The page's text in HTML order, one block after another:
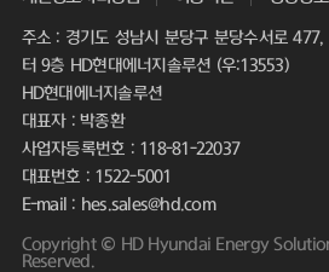
주소 : 경기도 성남시 분당구 분당수서로
터 9층 HD현대에너지솔루션 (우:13553)
HD현대에너지솔루션
대표자 : 박종환
사업자등록번호 : 118-81-22037
대표번호 : 1522-5001
E-mail : hes.sales@hd.com
Copyright © HD Hyundai Energy
Reserved.